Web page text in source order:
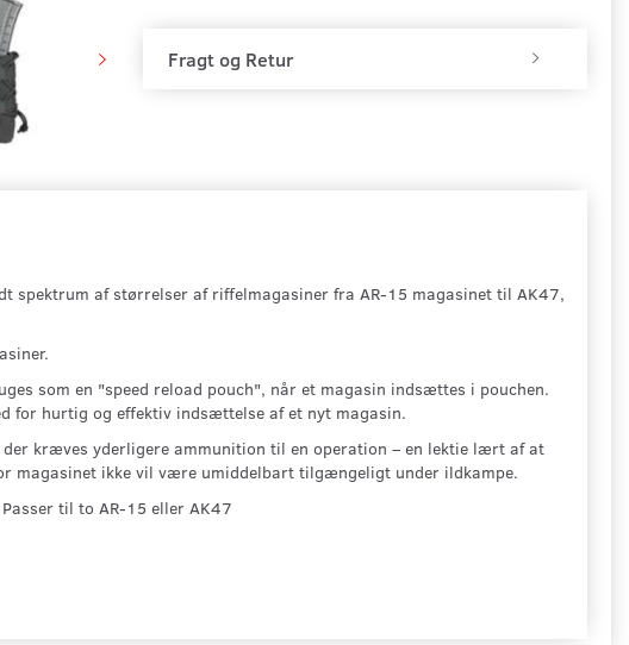
Fragt og Retur
spektrum af størrelser af riffelmagasiner fra AR-15 magasinet til AK47,
som en "speed reload pouch", når et magasin indsættes i pouchen.
for hurtig og effektiv indsættelse af et nyt magasin.
kræves yderligere ammunition til en operation – en lektie lært af at
magasinet ikke vil være umiddelbart tilgængeligt under ildkampe.
til to AR-15 eller AK47